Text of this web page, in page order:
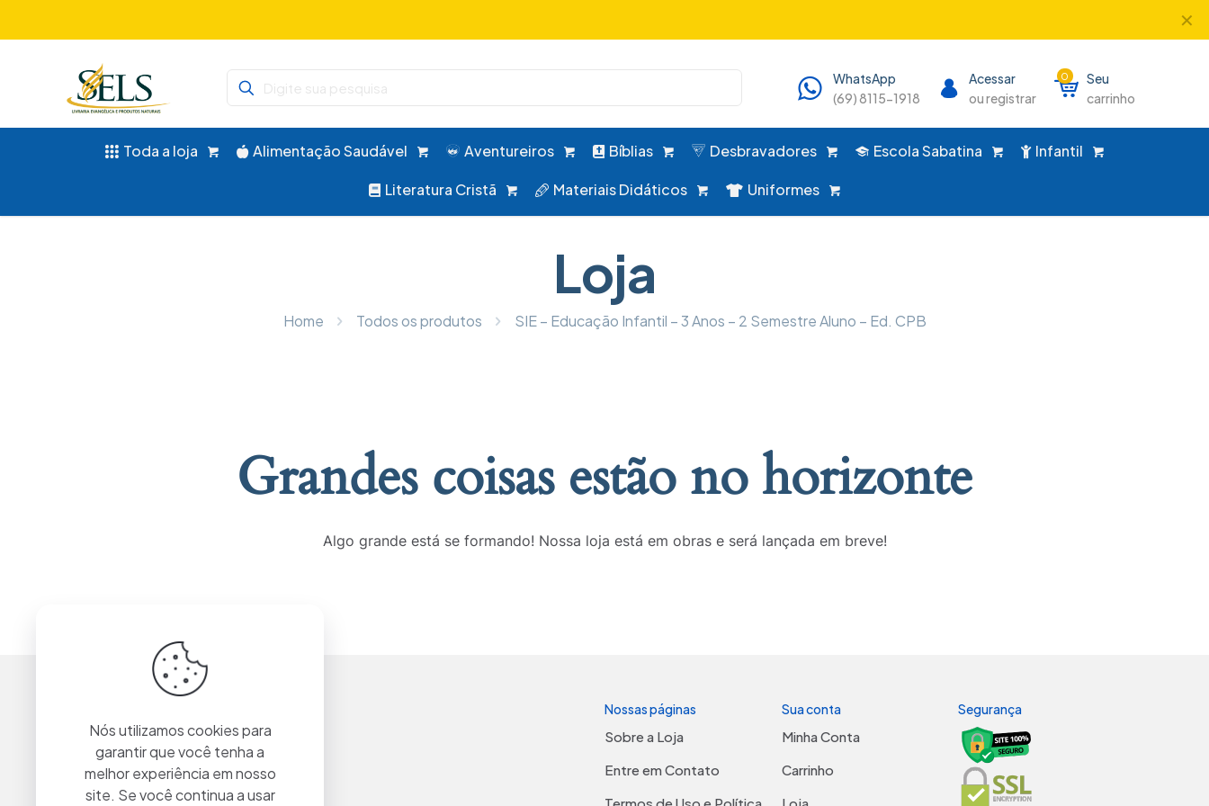
✕
WhatsApp
(69) 8115-1918
Acessar
ou registrar
0
Seu
carrinho
Toda a loja Alimentação Saudável Aventureiros Bíblias Desbravadores Escola Sabatina Infantil
Literatura Cristã Materiais Didáticos Uniformes
Loja
Home Todos os produtos SIE – Educação Infantil – 3 Anos – 2 Semestre Aluno – Ed. CPB
Grandes coisas estão no horizonte
Algo grande está se formando! Nossa loja está em obras e será lançada em breve!
Nossas páginas
Sobre a Loja
Entre em Contato
Termos de Uso e Política
Sua conta
Minha Conta
Carrinho
Loja
Segurança
Nós utilizamos cookies para
garantir que você tenha a
melhor experiência em nosso
site. Se você continua a usar